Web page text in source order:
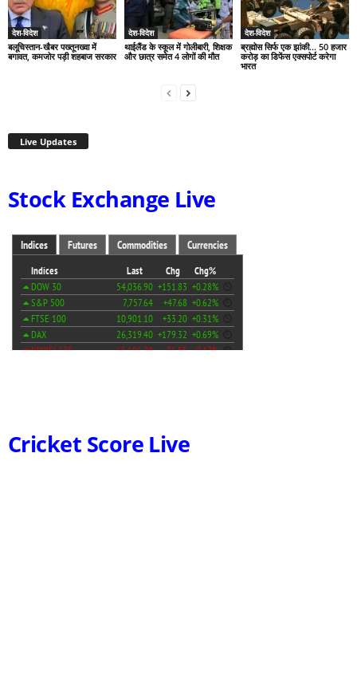
देश-विदेश
बलूचिस्तान-खैबर पख्तूनख्वा में
बगावत, कमजोर पड़ी शहबाज सरकार
देश-विदेश
थाईलैंड के स्कूल में गोलीबारी, शिक्षक
और छात्र समेत 4 लोगों की मौत
देश-विदेश
ब्रह्मोस सिर्फ एक झांकी… 50 हजार
करोड़ का डिफेंस एक्सपोर्ट करेगा
भारत
Live Updates
Stock Exchange Live
Cricket Score Live